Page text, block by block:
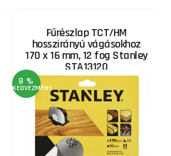
Fűrészlap TCT/HM
hosszirányú vágásokhoz
170 x 16 mm, 12 fog Stanley
STA13120
8 %
KEDVEZMÉNY